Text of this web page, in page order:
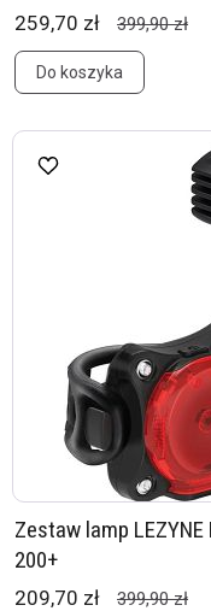
259,70 zł 399,90 zł
Do koszyka
Zestaw lamp
200+
209,70 zł 399,90 zł